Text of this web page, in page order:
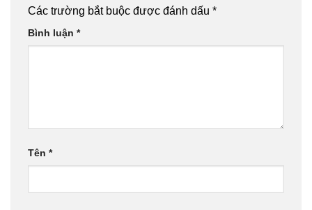
Các trường bắt buộc được đánh dấu *
Bình luận *
Tên *